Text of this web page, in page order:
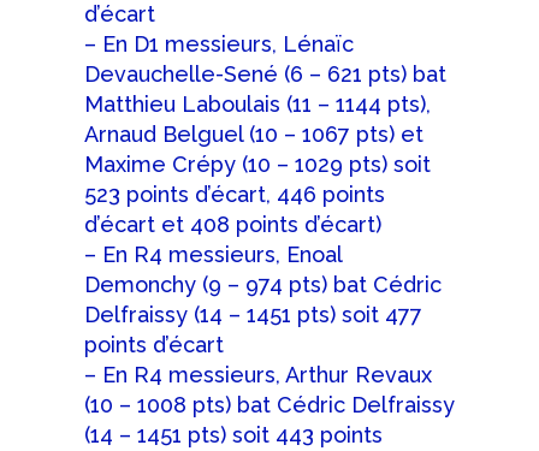
d’écart
– En D1 messieurs, Lénaïc
Devauchelle-Sené (6 – 621 pts) bat
Matthieu Laboulais (11 – 1144 pts),
Arnaud Belguel (10 – 1067 pts) et
Maxime Crépy (10 – 1029 pts) soit
523 points d’écart, 446 points
d’écart et 408 points d’écart)
– En R4 messieurs, Enoal
Demonchy (9 – 974 pts) bat Cédric
Delfraissy (14 – 1451 pts) soit 477
points d’écart
– En R4 messieurs, Arthur Revaux
(10 – 1008 pts) bat Cédric Delfraissy
(14 – 1451 pts) soit 443 points